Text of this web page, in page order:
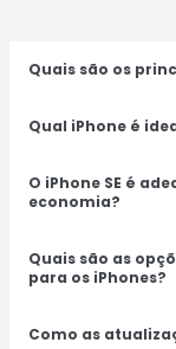
Quais são os
Qual iPhone é
O iPhone SE é
economia?
Quais são as
para os iPhones?
Como as